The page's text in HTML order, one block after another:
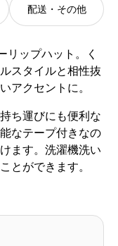
配送・その他
リップハット。く
スタイルと相性抜
アクセントに。
ち運びにも便利な
なテープ付きなの
ます。洗濯機洗い
とができます。